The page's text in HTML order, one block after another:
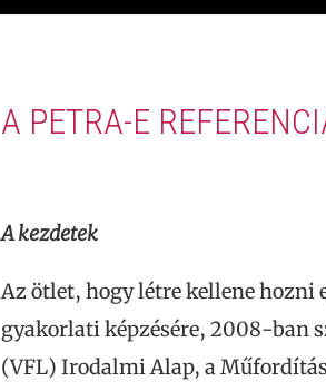
A PETRA-E
A kezdetek
Az ötlet, hogy létre kellene hozni
gyakorlati képzésére, 2008-ban
(VFL) Irodalmi Alap, a